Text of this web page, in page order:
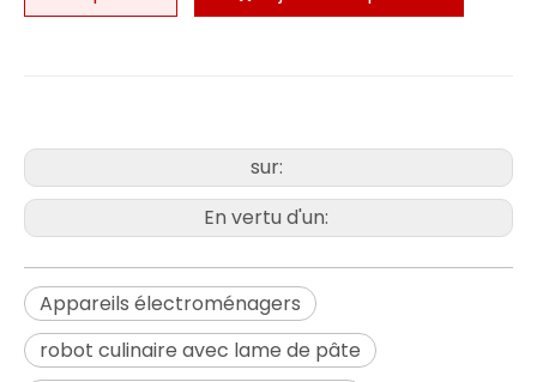
sur:
En vertu d'un:
Appareils électroménagers
robot culinaire avec lame de pâte